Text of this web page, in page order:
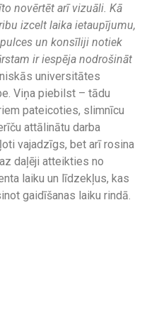
novērtēt arī vizuāli. Kā
izcelt laika ietaupījumu,
un konsīliji notiek
ir iespēja nodrošināt
universitātes
Viņa piebilst – tādu
pateicoties, slimnīcu
attālinātu darba
vajadzīgs, bet arī rosina
daļēji atteikties no
laiku un līdzekļus, kas
gaidīšanas laiku rindā.